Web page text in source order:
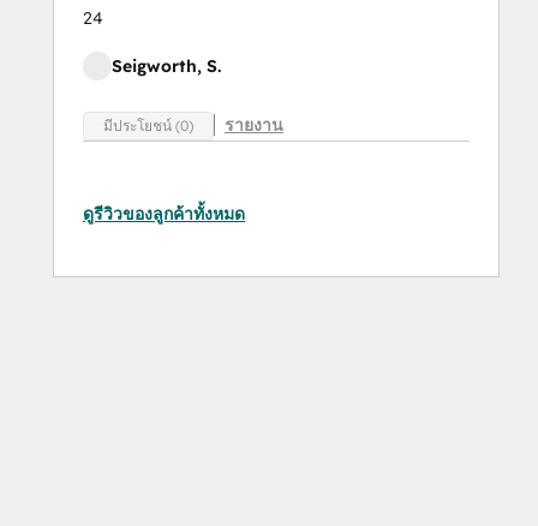
24
Seigworth, S.
มีประโยชน์ (0) รายงาน
ดูรีวิวของลูกค้าทั้งหมด